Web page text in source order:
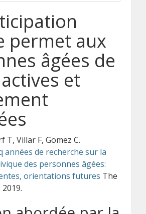
permet aux
âgées de
et
T, Villar F, Gomez C.
années de recherche sur la
des personnes âgées:
orientations futures The